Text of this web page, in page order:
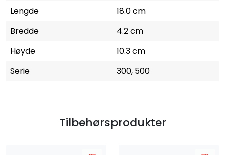
Lengde
18.0 cm
Bredde
4.2 cm
Høyde
10.3 cm
Serie
300, 500
Tilbehørsprodukter